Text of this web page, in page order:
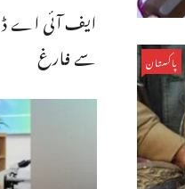
پاکستان
ایف آئی اے
سے فارغ